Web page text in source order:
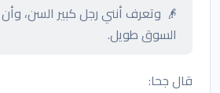
👴 وتعرف أنني رجل كبير السن،
السوق طويل.
قال جحا: